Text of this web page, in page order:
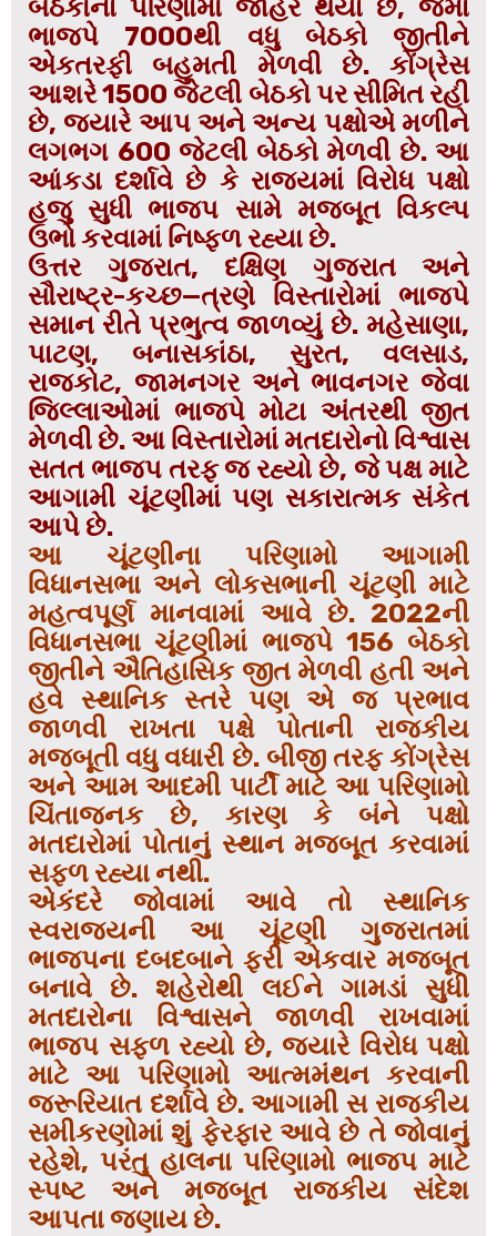
બેઠકોના પરિણામો જાહેર થયા છે, જેમાં
ભાજપે 7000થી વધુ બેઠકો જીતીને
એકતરફી બહુમતી મેળવી છે. કોંગ્રેસ
આશરે 1500 જેટલી બેઠકો પર સીમિત રહી
છે, જ્યારે આપ અને અન્ય પક્ષોએ મળીને
લગભગ 600 જેટલી બેઠકો મેળવી છે. આ
આંકડા દર્શાવે છે કે રાજ્યમાં વિરોધ પક્ષો
હજુ સુધી ભાજપ સામે મજબૂત વિકલ્પ
ઉભો કરવામાં નિષ્ફળ રહ્યા છે.
ઉત્તર ગુજરાત, દક્ષિણ ગુજરાત અને
સૌરાષ્ટ્ર-કચ્છ—ત્રણે વિસ્તારોમાં ભાજપે
સમાન રીતે પ્રભુત્વ જાળવ્યું છે. મહેસાણા,
પાટણ, બનાસકાંઠા, સુરત, વલસાડ,
રાજકોટ, જામનગર અને ભાવનગર જેવા
જિલ્લાઓમાં ભાજપે મોટા અંતરથી જીત
મેળવી છે. આ વિસ્તારોમાં મતદારોનો વિશ્વાસ
સતત ભાજપ તરફ જ રહ્યો છે, જે પક્ષ માટે
આગામી ચૂંટણીમાં પણ સકારાત્મક સંકેત
આપે છે.
આ ચૂંટણીના પરિણામો આગામી
વિધાનસભા અને લોકસભાની ચૂંટણી માટે
મહત્વપૂર્ણ માનવામાં આવે છે. 2022ની
વિધાનસભા ચૂંટણીમાં ભાજપે 156 બેઠકો
જીતીને ઐતિહાસિક જીત મેળવી હતી અને
હવે સ્થાનિક સ્તરે પણ એ જ પ્રભાવ
જાળવી રાખતા પક્ષે પોતાની રાજકીય
મજબૂતી વધુ વધારી છે. બીજી તરફ કોંગ્રેસ
અને આમ આદમી પાર્ટી માટે આ પરિણામો
ચિંતાજનક છે, કારણ કે બંને પક્ષો
મતદારોમાં પોતાનું સ્થાન મજબૂત કરવામાં
સફળ રહ્યા નથી.
એકંદરે જોવામાં આવે તો સ્થાનિક
સ્વરાજ્યની આ ચૂંટણી ગુજરાતમાં
ભાજપના દબદબાને ફરી એકવાર મજબૂત
બનાવે છે. શહેરોથી લઈને ગામડાં સુધી
મતદારોના વિશ્વાસને જાળવી રાખવામાં
ભાજપ સફળ રહ્યો છે, જ્યારે વિરોધ પક્ષો
માટે આ પરિણામો આત્મમંથન કરવાની
જરૂરિયાત દર્શાવે છે. આગામી સ રાજકીય
સમીકરણોમાં શું ફેરફાર આવે છે તે જોવાનું
રહેશે, પરંતુ હાલના પરિણામો ભાજપ માટે
સ્પષ્ટ અને મજબૂત રાજકીય સંદેશ
આપતા જણાય છે.